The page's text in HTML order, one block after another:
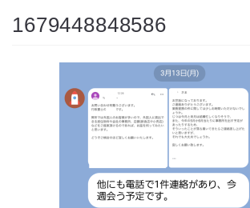
1679448848586